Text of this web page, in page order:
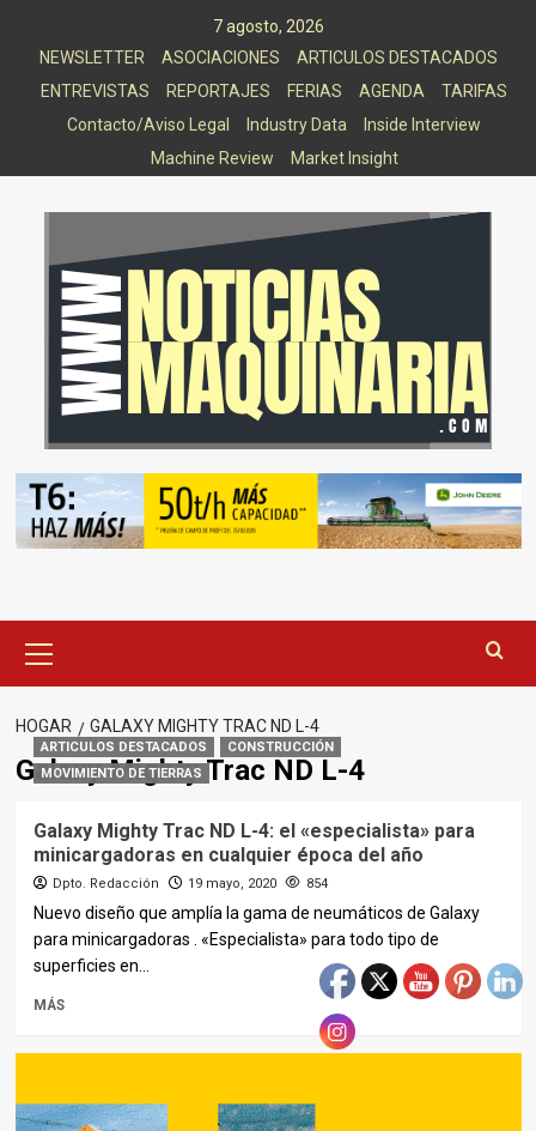
7 agosto, 2026
NEWSLETTER
ASOCIACIONES
ARTICULOS DESTACADOS
ENTREVISTAS
REPORTAJES FERIAS AGENDA
TARIFAS
Contacto/Aviso Legal
Industry Data
Inside Interview
Machine Review
Market Insight
principal
HOGAR GALAXY MIGHTY TRAC ND L-4
Galaxy Mighty Trac ND L-4
ARTICULOS DESTACADOS
CONSTRUCCIÓN
MOVIMIENTO DE TIERRAS
Galaxy Mighty Trac ND L-4: el «especialista» para
minicargadoras en cualquier época del año
Dpto. Redacción 19 mayo, 2020 854
Nuevo diseño que amplía la gama de neumáticos de Galaxy
para minicargadoras . «Especialista» para todo tipo de
superficies en...
MÁS